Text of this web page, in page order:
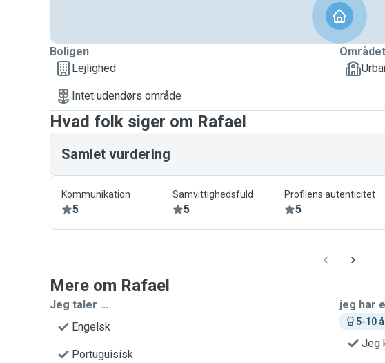
Boligen
Lejlighed
Intet udendørs område
Området
Hvad folk siger om Rafael
Samlet vurdering
Kommunikation
5
Samvittighedsfuld
5
Profilens autenticitet
5
Mere om Rafael
Jeg taler ...
Engelsk
Portuguisisk
jeg har
5-10
Jeg